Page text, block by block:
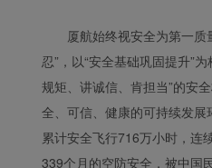
厦航始终视安全为第一质
忍”，以“安全基础巩固提升”
规矩、讲诚信、肯担当”的安
全、可信、健康的可持续发展
累计安全飞行716万小时，连
339个月的空防安全，被中国